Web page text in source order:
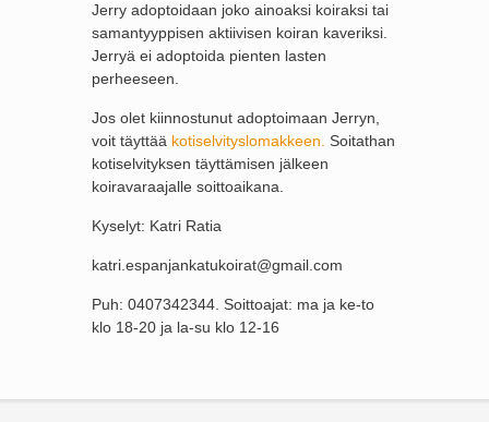
Jerry adoptoidaan joko ainoaksi koiraksi tai
samantyyppisen aktiivisen koiran kaveriksi.
Jerryä ei adoptoida pienten lasten
perheeseen.
Jos olet kiinnostunut adoptoimaan Jerryn,
voit täyttää kotiselvityslomakkeen. Soitathan
kotiselvityksen täyttämisen jälkeen
koiravaraajalle soittoaikana.
Kyselyt: Katri Ratia
katri.espanjankatukoirat@gmail.com
Puh: 0407342344. Soittoajat: ma ja ke-to
klo 18-20 ja la-su klo 12-16